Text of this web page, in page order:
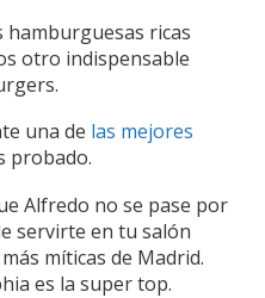
hamburguesas ricas
otro indispensable
una de las mejores
probado.
Alfredo no se pase por
servirte en tu salón
míticas de Madrid.
es la super top.